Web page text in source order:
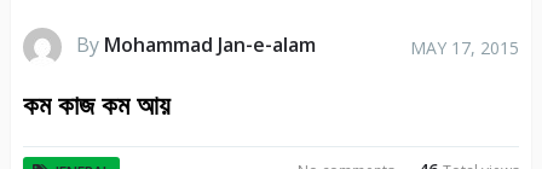
By Mohammad Jan-e-alam MAY 17, 2015
কম কাজ কম আয়